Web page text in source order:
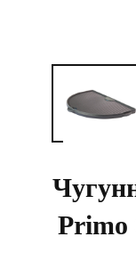
Primo